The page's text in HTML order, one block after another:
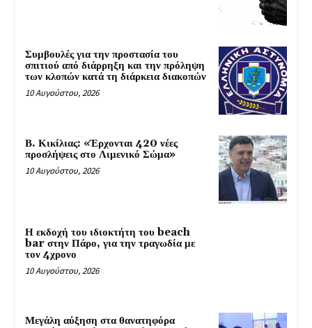
Συμβουλές για την προστασία του
σπιτιού από διάρρηξη και την πρόληψη
των κλοπών κατά τη διάρκεια διακοπών
10 Αυγούστου, 2026
Β. Κικίλιας: «Έρχονται 420 νέες
προσλήψεις στο Λιμενικό Σώμα»
10 Αυγούστου, 2026
Η εκδοχή του ιδιοκτήτη του beach
bar στην Πάρο, για την τραγωδία με
τον 4χρονο
10 Αυγούστου, 2026
Μεγάλη αύξηση στα θανατηφόρα